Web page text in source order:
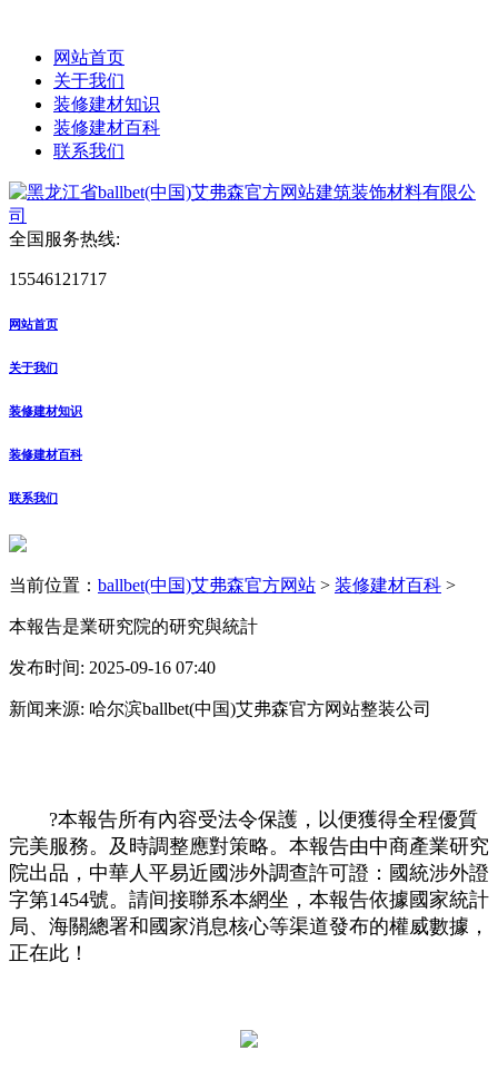
网站首页
关于我们
装修建材知识
装修建材百科
联系我们
全国服务热线:
15546121717
网站首页
关于我们
装修建材知识
装修建材百科
联系我们
当前位置： ballbet(中国)艾弗森官方网站 > 装修建材百科 >
本報告是業研究院的研究與統計
发布时间: 2025-09-16 07:40
新闻来源: 哈尔滨ballbet(中国)艾弗森官方网站整装公司
?本報告所有內容受法令保護，以便獲得全程優質
完美服務。及時調整應對策略。本報告由中商產業研究
院出品，中華人平易近國涉外調查許可證：國統涉外證
字第1454號。請间接聯系本網坐，本報告依據國家統計
局、海關總署和國家消息核心等渠道發布的權威數據，
正在此！